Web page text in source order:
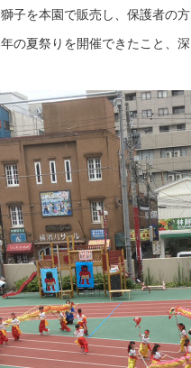
子を本園で販売し、保護者の
の夏祭りを開催できたこと、深